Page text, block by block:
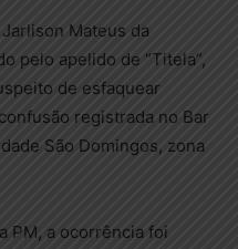
Mateus da
pelo apelido de “Titela”,
de esfaquear
registrada no Bar
São Domingos, zona
PM, a ocorrência foi